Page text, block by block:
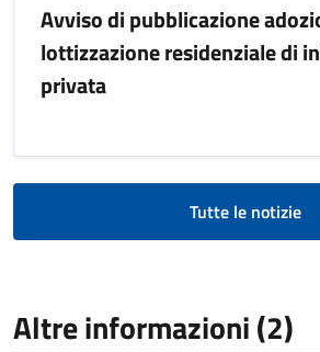
Avviso di pubblicazione
lottizzazione residenziale di
privata
Tutte le notizie
Altre informazioni (2)